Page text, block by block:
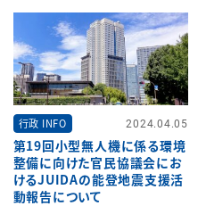
行政 INFO 2024.04.05
第19回小型無人機に係る環境
整備に向けた官民協議会にお
けるJUIDAの能登地震支援活
動報告について